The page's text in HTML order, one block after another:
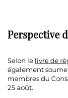
Perspective
Selon le livre de
également
membres du
25 août.